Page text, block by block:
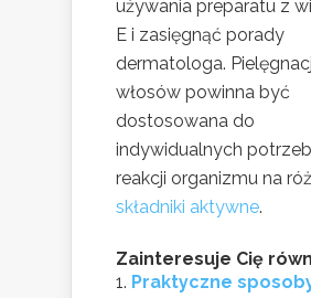
używania preparatu z
E i zasięgnąć porady
dermatologa.
włosów powinna być
dostosowana do
indywidualnych
reakcji organizmu na
składniki aktywne.
Zainteresuje Cię
Praktyczne